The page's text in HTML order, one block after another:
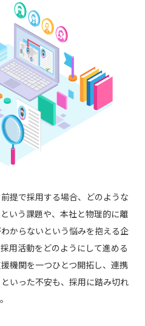
提で採用する場合、どのような
いう課題や、本社と物理的に離
からないという悩みを抱える企
用活動をどのようにして進める
機関を一つひとつ開拓し、連携
いった不安も、採用に踏み切れ